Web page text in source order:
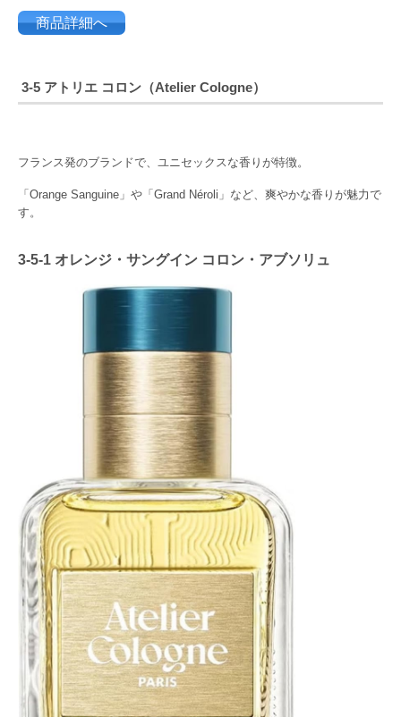
商品詳細へ
3-5 アトリエ コロン（Atelier Cologne）
フランス発のブランドで、ユニセックスな香りが特徴。
「Orange Sanguine」や「Grand Néroli」など、爽やかな香りが魅力で
す。
3-5-1 オレンジ・サングイン コロン・アブソリュ